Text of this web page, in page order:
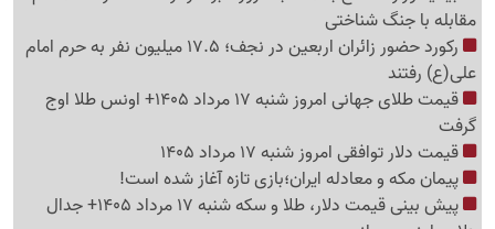
مقابله با جنگ شناختی
رکورد حضور زائران اربعین در نجف؛ 17.5 میلیون نفر به حرم امام
علی(ع) رفتند
قیمت طلای جهانی امروز شنبه 17 مرداد 1405+ اونس طلا اوج
گرفت
قیمت دلار توافقی امروز شنبه 17 مرداد 1405
پیمان مکه و معادله ایران؛بازی تازه آغاز شده است!
پیش ‌بینی قیمت دلار، طلا و سکه شنبه 17 مرداد 1405+ جدال